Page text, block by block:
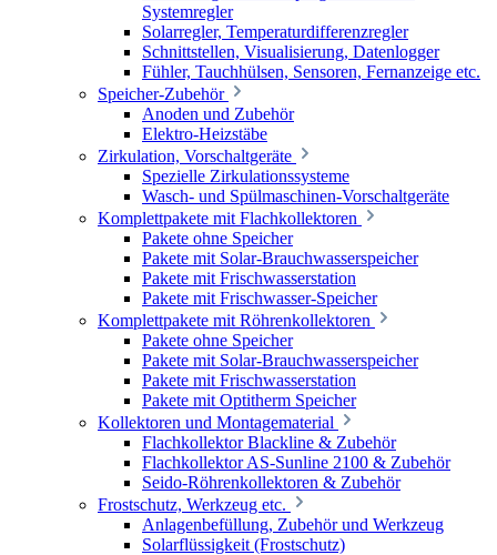
Systemregler
Solarregler, Temperaturdifferenzregler
Schnittstellen, Visualisierung, Datenlogger
Fühler, Tauchhülsen, Sensoren, Fernanzeige etc.
Speicher-Zubehör
Anoden und Zubehör
Elektro-Heizstäbe
Zirkulation, Vorschaltgeräte
Spezielle Zirkulationssysteme
Wasch- und Spülmaschinen-Vorschaltgeräte
Komplettpakete mit Flachkollektoren
Pakete ohne Speicher
Pakete mit Solar-Brauchwasserspeicher
Pakete mit Frischwasserstation
Pakete mit Frischwasser-Speicher
Komplettpakete mit Röhrenkollektoren
Pakete ohne Speicher
Pakete mit Solar-Brauchwasserspeicher
Pakete mit Frischwasserstation
Pakete mit Optitherm Speicher
Kollektoren und Montagematerial
Flachkollektor Blackline & Zubehör
Flachkollektor AS-Sunline 2100 & Zubehör
Seido-Röhrenkollektoren & Zubehör
Frostschutz, Werkzeug etc.
Anlagenbefüllung, Zubehör und Werkzeug
Solarflüssigkeit (Frostschutz)